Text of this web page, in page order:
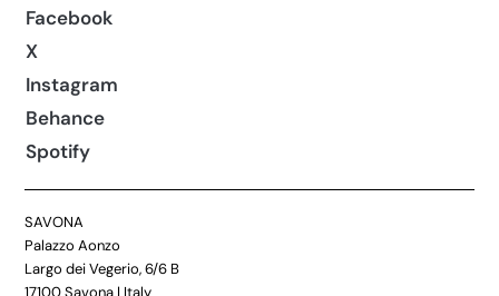
Facebook
X
Instagram
Behance
Spotify
SAVONA
Palazzo Aonzo
Largo dei Vegerio, 6/6 B